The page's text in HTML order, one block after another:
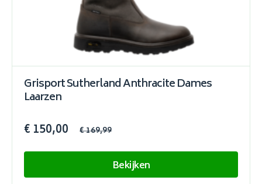
Grisport Sutherland Anthracite Dames
Laarzen
€ 150,00 € 169,99
Bekijken